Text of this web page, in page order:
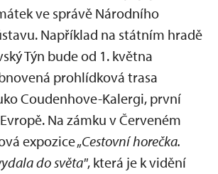
ve správě Národního
Například na státním hradě
Týn bude od 1. května
prohlídková trasa
Coudenhove-Kalergi, první
Na zámku v Červeném
expozice „Cestovní horečka.
do světa", která je k vidění